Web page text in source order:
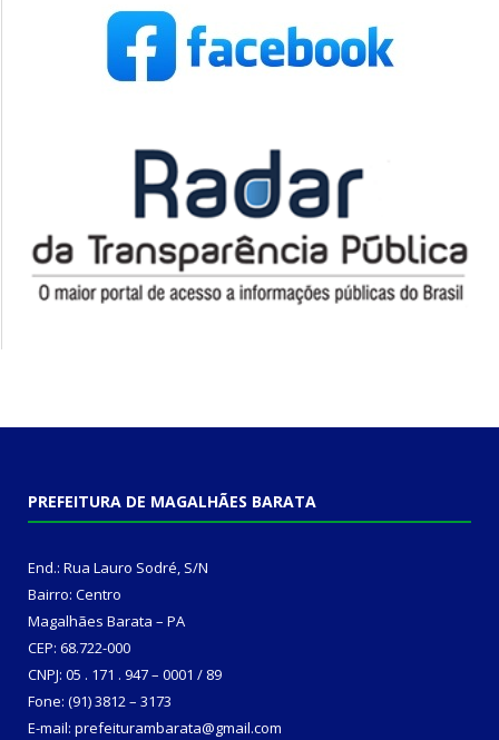
PREFEITURA DE MAGALHÃES BARATA
End.: Rua Lauro Sodré, S/N
Bairro: Centro
Magalhães Barata – PA
CEP: 68.722-000
CNPJ: 05 . 171 . 947 – 0001 / 89
Fone: (91) 3812 – 3173
E-mail: prefeiturambarata@gmail.com